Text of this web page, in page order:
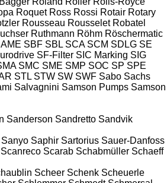
Roquet Ross Rossi Rotair Rotary
Rousseau Rousselet Robatel
Ruthmann Röhm Röschermatic
SBF SBL SCA SCM SDLG SE
SF-Filter SIC Marking SIG
SMC SME SMP SOC SP SPE
STL STW SW SWF Sabo Sachs
Salvagnini Samson Pumps Samson
Sanderson Sandretto Sandvik
Sanyo Saphir Sartorius Sauer-Danfoss
Scanreco Scarab Schabmüller Schaeff
Scheer Schenk Scheuerle